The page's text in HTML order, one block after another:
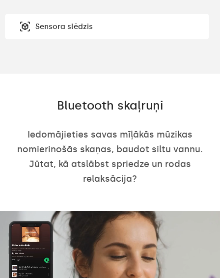
Sensora slēdzis
Bluetooth skaļruņi
Iedomājieties savas mīļākās mūzikas
nomierinošās skaņas, baudot siltu vannu.
Jūtat, kā atslābst spriedze un rodas
relaksācija?